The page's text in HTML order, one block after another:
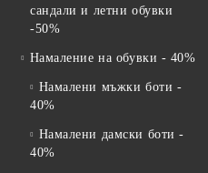
сандали и летни обувки
-50%
Намаление на обувки - 40%
Намалени мъжки боти -
40%
Намалени дамски боти -
40%